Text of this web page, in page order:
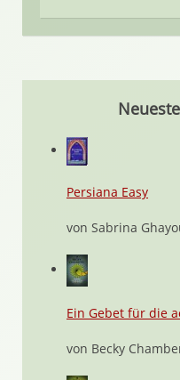
Persiana Easy
von Sabrina
Ein Gebet für die
von Becky